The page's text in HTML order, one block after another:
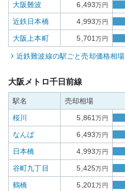
大阪難波 6,493万円
近鉄日本橋 4,993万円
大阪上本町 5,701万円
近鉄難波線の駅ごと売却価格相場
大阪メトロ千日前線
駅名 売却相場
桜川 5,861万円
なんば 6,493万円
日本橋 4,993万円
谷町九丁目 5,425万円
鶴橋 5,201万円